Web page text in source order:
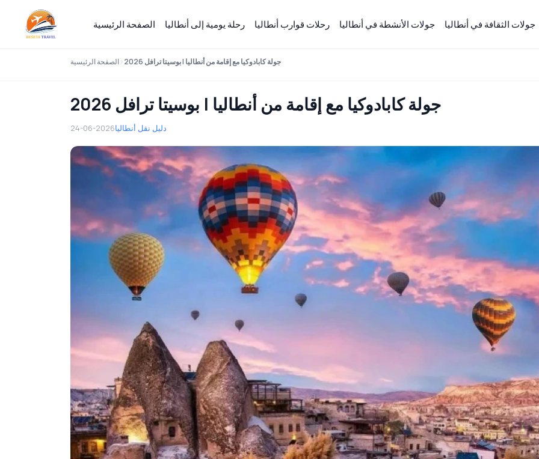
الصفحة الرئيسية رحلة يومية إلى أنطاليا رحلات قوارب أنطاليا جولات الأنشطة في أنطاليا جولات الثقافة في أنطاليا
الصفحة الرئيسية جولة كابادوكيا مع إقامة من أنطاليا | بوسيتا ترافل 2026
جولة كابادوكيا مع إقامة من أنطاليا | بوسيتا ترافل 2026
24-06-2026دليل نقل أنطاليا